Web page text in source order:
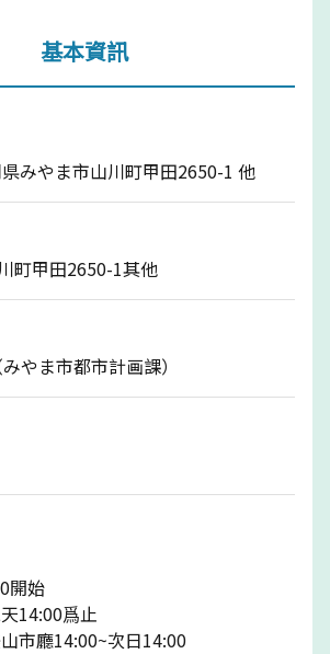
基本資訊
みやま市山川町甲田2650-1 他
町甲田2650-1其他
みやま市都市計画課）
開始
14:00爲止
市廳14:00~次日14:00